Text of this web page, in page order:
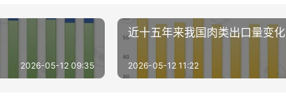
2026-05-12 09:35
近十五年来我国肉类出口量变化
2026-05-12 11:22